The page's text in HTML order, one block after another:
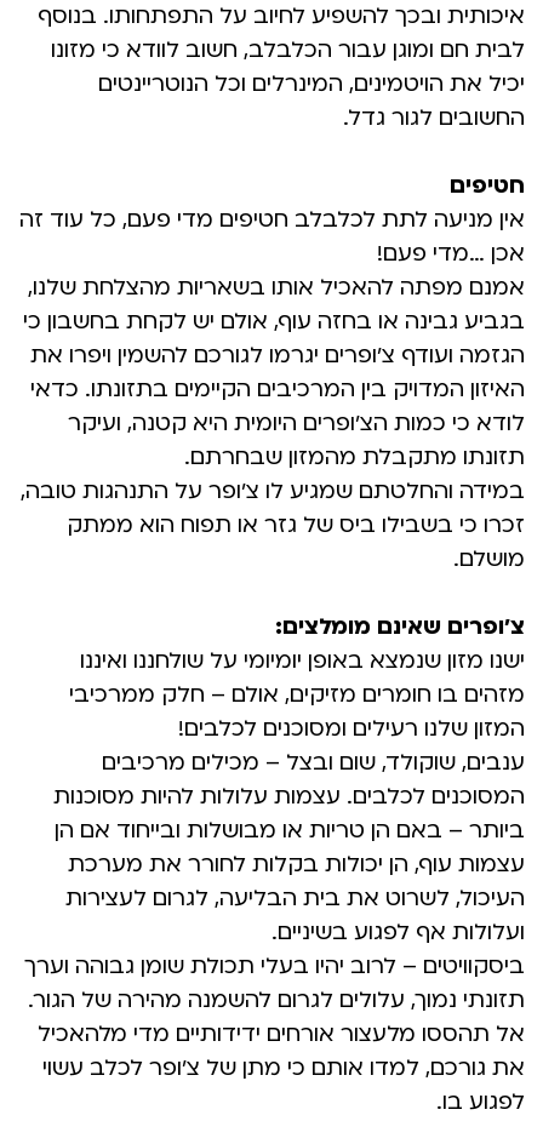
איכותית ובכך להשפיע לחיוב על התפתחותו. בנוסף
לבית חם ומוגן עבור הכלבלב, חשוב לוודא כי מזונו
יכיל את הויטמינים, המינרלים וכל הנוטריינטים
החשובים לגור גדל.
חטיפים
אין מניעה לתת לכלבלב חטיפים מדי פעם, כל עוד זה
אכן …מדי פעם!
אמנם מפתה להאכיל אותו בשאריות מהצלחת שלנו,
בגביע גבינה או בחזה עוף, אולם יש לקחת בחשבון כי
הגזמה ועודף צ’ופרים יגרמו לגורכם להשמין ויפרו את
האיזון המדויק בין המרכיבים הקיימים בתזונתו. כדאי
לודא כי כמות הצ’ופרים היומית היא קטנה, ועיקר
תזונתו מתקבלת מהמזון שבחרתם.
במידה והחלטתם שמגיע לו צ’ופר על התנהגות טובה,
זכרו כי בשבילו ביס של גזר או תפוח הוא ממתק
מושלם.
צ’ופרים שאינם מומלצים:
ישנו מזון שנמצא באופן יומיומי על שולחננו ואיננו
מזהים בו חומרים מזיקים, אולם – חלק ממרכיבי
המזון שלנו רעילים ומסוכנים לכלבים!
ענבים, שוקולד, שום ובצל – מכילים מרכיבים
המסוכנים לכלבים. עצמות עלולות להיות מסוכנות
ביותר – באם הן טריות או מבושלות ובייחוד אם הן
עצמות עוף, הן יכולות בקלות לחורר את מערכת
העיכול, לשרוט את בית הבליעה, לגרום לעצירות
ועלולות אף לפגוע בשיניים.
ביסקוויטים – לרוב יהיו בעלי תכולת שומן גבוהה וערך
תזונתי נמוך, עלולים לגרום להשמנה מהירה של הגור.
אל תהססו מלעצור אורחים ידידותיים מדי מלהאכיל
את גורכם, למדו אותם כי מתן של צ’ופר לכלב עשוי
לפגוע בו.